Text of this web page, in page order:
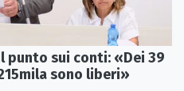
punto sui conti: «Dei 39
sono liberi»